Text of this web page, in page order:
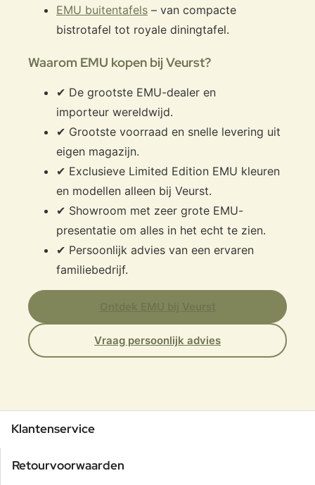
EMU buitentafels – van compacte
bistrotafel tot royale diningtafel.
Waarom EMU kopen bij Veurst?
✔ De grootste EMU-dealer en
importeur wereldwijd.
✔ Grootste voorraad en snelle levering uit
eigen magazijn.
✔ Exclusieve Limited Edition EMU kleuren
en modellen alleen bij Veurst.
✔ Showroom met zeer grote EMU-
presentatie om alles in het echt te zien.
✔ Persoonlijk advies van een ervaren
familiebedrijf.
Vraag persoonlijk advies
Klantenservice
Retourvoorwaarden